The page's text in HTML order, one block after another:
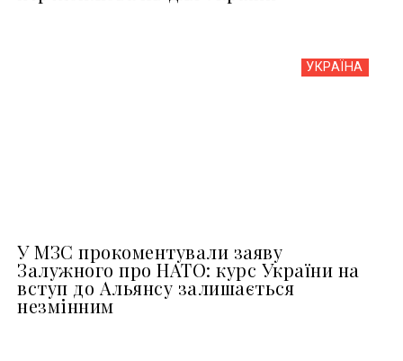
УКРАЇНА
У МЗС прокоментували заяву
Залужного про НАТО: курс України на
вступ до Альянсу залишається
незмінним